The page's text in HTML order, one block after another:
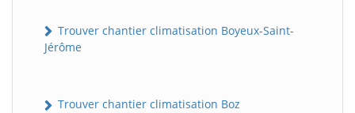
Trouver chantier climatisation Boyeux-Saint-
Jérôme
Trouver chantier climatisation Boz